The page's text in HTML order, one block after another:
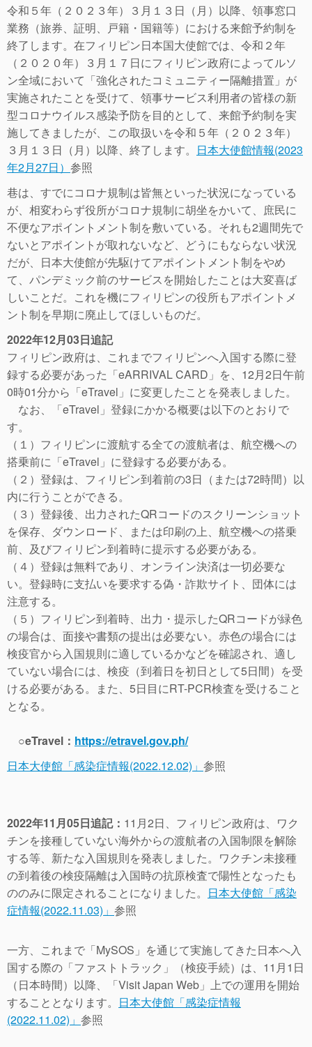
令和５年（２０２３年）３月１３日（月）以降、領事窓口
業務（旅券、証明、戸籍・国籍等）における来館予約制を
終了します。在フィリピン日本国大使館では、令和２年
（２０２０年）３月１７日にフィリピン政府によってルソ
ン全域において「強化されたコミュニティー隔離措置」が
実施されたことを受けて、領事サービス利用者の皆様の新
型コロナウイルス感染予防を目的として、来館予約制を実
施してきましたが、この取扱いを令和５年（２０２３年）
３月１３日（月）以降、終了します。 日本大使館情報(2023
年2月27日） 参照
巷は、すでにコロナ規制は皆無といった状況になっている
が、相変わらず役所がコロナ規制に胡坐をかいて、庶民に
不便なアポイントメント制を敷いている。それも2週間先で
ないとアポイントが取れないなど、どうにもならない状況
だが、日本大使館が先駆けてアポイントメント制をやめ
て、パンデミック前のサービスを開始したことは大変喜ば
しいことだ。これを機にフィリピンの役所もアポイントメ
ント制を早期に廃止してほしいものだ。
2022年12月03日追記
フィリピン政府は、これまでフィリピンへ入国する際に登
録する必要があった「eARRIVAL CARD」を、12月2日午前
0時01分から「eTravel」に変更したことを発表しました。
なお、「eTravel」登録にかかる概要は以下のとおりで
す。
（１）フィリピンに渡航する全ての渡航者は、航空機への
搭乗前に「eTravel」に登録する必要がある。
（２）登録は、フィリピン到着前の3日（または72時間）以
内に行うことができる。
（３）登録後、出力されたQRコードのスクリーンショット
を保存、ダウンロード、または印刷の上、航空機への搭乗
前、及びフィリピン到着時に提示する必要がある。
（４）登録は無料であり、オンライン決済は一切必要な
い。登録時に支払いを要求する偽・詐欺サイト、団体には
注意する。
（５）フィリピン到着時、出力・提示したQRコードが緑色
の場合は、面接や書類の提出は必要ない。赤色の場合には
検疫官から入国規則に適しているかなどを確認され、適し
ていない場合には、検疫（到着日を初日として5日間）を受
ける必要がある。また、5日目にRT-PCR検査を受けること
となる。
○eTravel： https://etravel.gov.ph/
日本大使館「感染症情報(2022.12.02)」 参照
2022年11月05日追記： 11月2日、フィリピン政府は、ワク
チンを接種していない海外からの渡航者の入国制限を解除
する等、新たな入国規則を発表しました。ワクチン未接種
の到着後の検疫隔離は入国時の抗原検査で陽性となったも
ののみに限定されることになりました。 日本大使館「感染
症情報(2022.11.03)」 参照
一方、これまで「MySOS」を通じて実施してきた日本へ入
国する際の「ファストトラック」（検疫手続）は、11月1日
（日本時間）以降、「Visit Japan Web」上での運用を開始
することとなります。 日本大使館「感染症情報
(2022.11.02)」 参照